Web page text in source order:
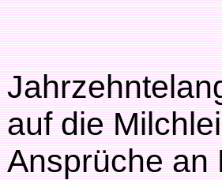
auf die
Ansprüche an